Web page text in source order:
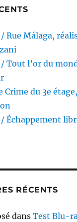
Rue Málaga,
Tout l’or du
Crime du 3e
Échappement
RÉCENTS
dansTest Blu-